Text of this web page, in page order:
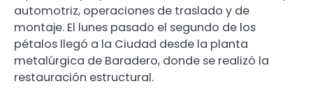
automotriz, operaciones de traslado y de
montaje. El lunes pasado el segundo de los
pétalos llegó a la Ciudad desde la planta
metalúrgica de Baradero, donde se realizó la
restauración estructural.